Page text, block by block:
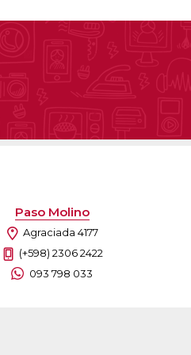
Paso Molino
Agraciada 4177
(+598) 2306 2422
093 798 033